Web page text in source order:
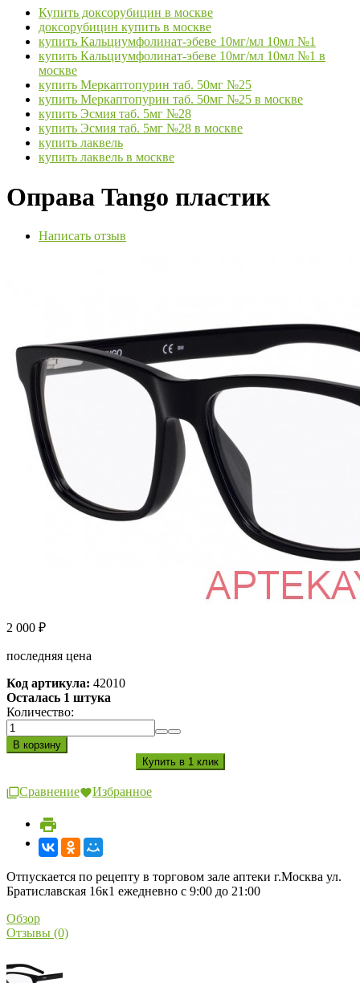
Купить доксорубицин в москве
доксорубицин купить в москве
купить Кальциумфолинат-эбеве 10мг/мл 10мл №1
купить Кальциумфолинат-эбеве 10мг/мл 10мл №1 в
москве
купить Меркаптопурин таб. 50мг №25
купить Меркаптопурин таб. 50мг №25 в москве
купить Эсмия таб. 5мг №28
купить Эсмия таб. 5мг №28 в москве
купить лаквель
купить лаквель в москве
Оправа Tango пластик
Написать отзыв
2 000 ₽
последняя цена
Код артикула: 42010
Осталась 1 штука
Количество:
Сравнение Избранное
Отпускается по рецепту в торговом зале аптеки г.Москва ул.
Братиславская 16к1 ежедневно с 9:00 до 21:00
Обзор
Отзывы (0)